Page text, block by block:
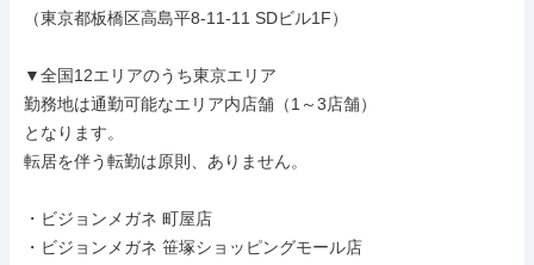
（東京都板橋区高島平8-11-11 SDビル1F）
▼全国12エリアのうち東京エリア
勤務地は通勤可能なエリア内店舗（1～3店舗）
となります。
転居を伴う転勤は原則、ありません。
・ビジョンメガネ 町屋店
・ビジョンメガネ 笹塚ショッピングモール店